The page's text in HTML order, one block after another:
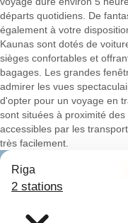
départs quotidiens. De
également à votre
Kaunas sont dotés de
sièges confortables et
bagages. Les grandes
admirer les vues
d'opter pour un voyage en
sont situées à proximité
accessibles par les
très facilement.
Riga
2 stations